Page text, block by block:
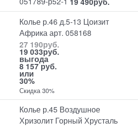
Колье р.46 д.5-13 Цоизит
Африка арт. 058168
27 190руб.
19 033руб.
выгода
8 157 руб.
или
30%
Скидка 30%
Колье р.45 Воздушное
Хризолит Горный Хрусталь